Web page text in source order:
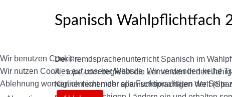
Spanisch Wahlpflichtfach
Der Fremdsprachenunterricht Spanisch im
A_ tope,combegleitet die Lernenden in den
Kennenlernen der spanischsprachigen Welt
Wir benutzen Cookies
Wir nutzen Cookies auf unserer Website. Wir verwenden keine
Ablehnung womöglich nicht mehr alle Funktionalitäten der Seite